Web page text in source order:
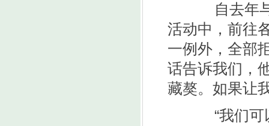
自去年与
活动中，前往
一例外，全部
话告诉我们，
藏獒。如果让
“我们可